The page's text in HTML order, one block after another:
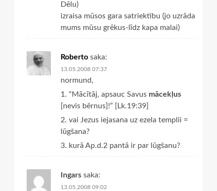
Dēlu)
izraisa mūsos gara satriektību (jo uzrāda
mums mūsu grēkus-līdz kapa malai)
Roberto saka:
13.05.2008 07:37
normund,
1. “Mācītāj, apsauc Savus mācekļus
[nevis bērnus]!” [Lk.19:39]
2. vai Jezus iejasana uz ezela templii =
lūgšana?
3. kurā Ap.d.2 pantā ir par lūgšanu?
Ingars saka:
13.05.2008 09:02